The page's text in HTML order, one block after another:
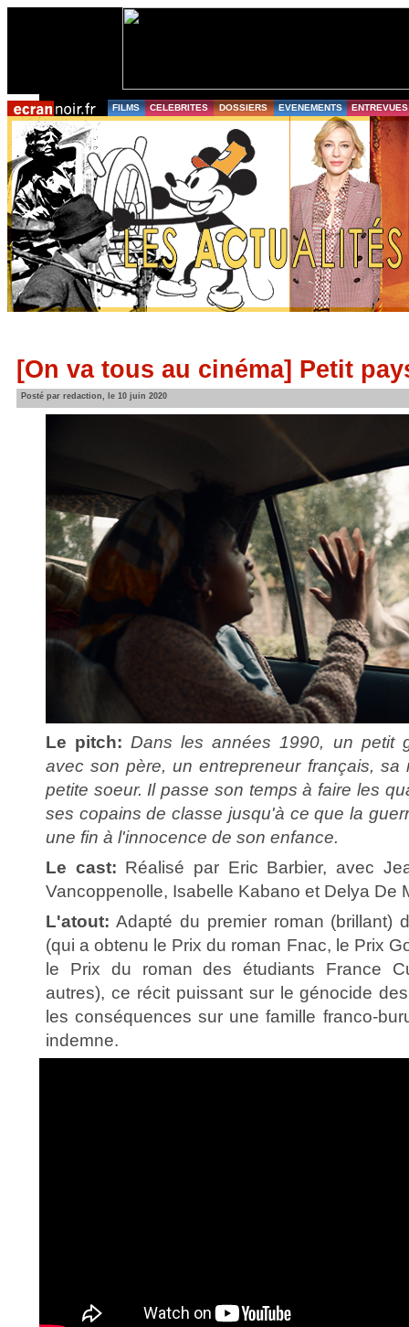
FILMS CELEBRITES DOSSIERS EVENEMENTS ENTREVUES
[On va tous au cinéma] Petit
Posté par redaction, le 10 juin 2020
Le pitch:Dans les années 1990, un petit
avec son père, un entrepreneur français, sa
petite soeur. Il passe son temps à faire les
ses copains de classe jusqu'à ce que la
une fin à l'innocence de son enfance.
Le cast: Réalisé par Eric Barbier, avec
Vancoppenolle, Isabelle Kabano et Delya De
L'atout: Adapté du premier roman (brillant)
(qui a obtenu le Prix du roman Fnac, le Prix
le Prix du roman des étudiants France
autres), ce récit puissant sur le génocide
les conséquences sur une famille franco-
indemne.